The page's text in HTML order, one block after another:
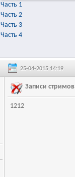
Часть 1
Часть 2
Часть 3
Часть 4
25-04-2015 14:19
Записи стримов
1212